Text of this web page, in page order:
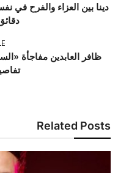
دينا بين العزاء والفرح
Related Posts